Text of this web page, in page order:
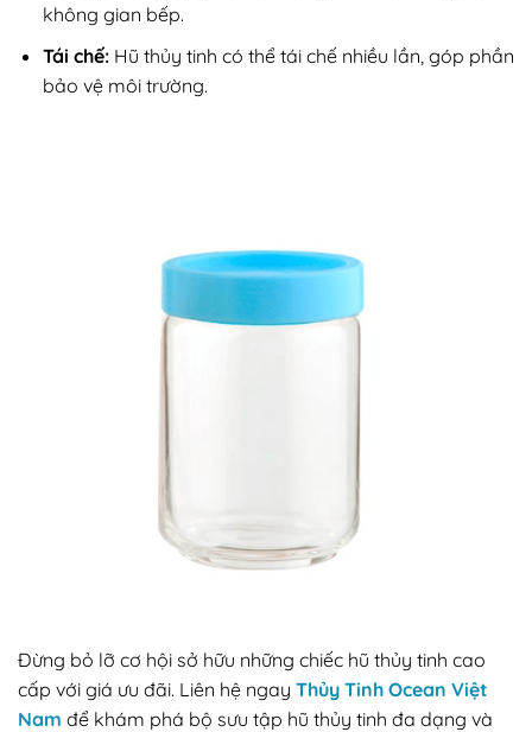
không gian bếp.
Tái chế:Hũ thủy tinh có thể tái chế nhiều lần, góp phần
bảo vệ môi trường.
Đừng bỏ lỡ cơ hội sở hữu những chiếc hũ thủy tinh cao
cấp với giá ưu đãi. Liên hệ ngay Thủy Tinh Ocean Việt
Nam để khám phá bộ sưu tập hũ thủy tinh đa dạng và